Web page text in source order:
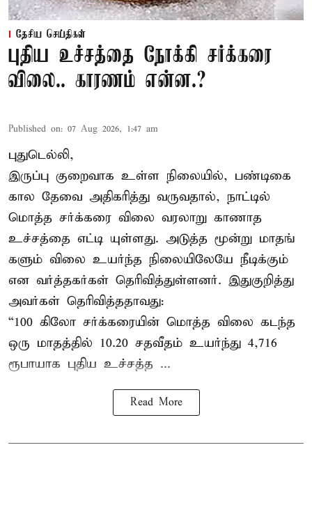
தேசிய செய்திகள்
புதிய உச்சத்தை நோக்கி சர்க்கரை
விலை.. காரணம் என்ன.?
Published on: 07 Aug 2026, 1:47 am
புதுடெல்லி,
இருப்பு குறைவாக உள்ள நிலையில், பண்டிகை
கால தேவை அதிகரித்து வருவதால், நாட்டில்
மொத்த சர்க்கரை விலை வரலாறு காணாத
உச்சத்தை எட்டி யுள்ளது. அடுத்த மூன்று மாதங்
களும் விலை உயர்ந்த நிலையிலேயே நீடிக்கும்
என வர்த்தகர்கள் தெரிவித்துள்ளனர். இதுகுறித்து
அவர்கள் தெரிவித்ததாவது:
“100 கிலோ சர்க்கரையின் மொத்த விலை கடந்த
ஒரு மாதத்தில் 10.20 சதவீதம் உயர்ந்து 4,716
ரூபாயாக புதிய உச்சத்த ...
Read More